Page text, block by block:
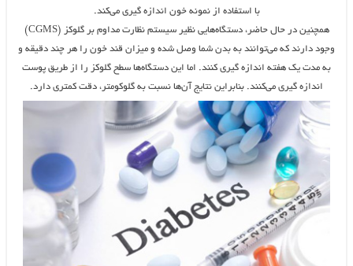
با استفاده از نمونه خون اندازه گیری می‌کند.
همچنین در حال حاضر، دستگاه‌هایی نظیر سیستم نظارت مداوم بر گلوکز (CGMS)
وجود دارند که می‌توانند به بدن شما وصل شده و میزان قند خون را هر چند دقیقه و
به مدت یک هفته اندازه گیری کنند. اما این دستگاه‌ها سطح گلوکز را از طریق پوست
اندازه گیری می‌کنند. بنابراین نتایج آن‌ها نسبت به گلوکومتر، دقت کمتری دارد.